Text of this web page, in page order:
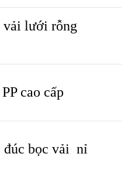
vải lưới rỗng
cao cấp
bọc vải nỉ